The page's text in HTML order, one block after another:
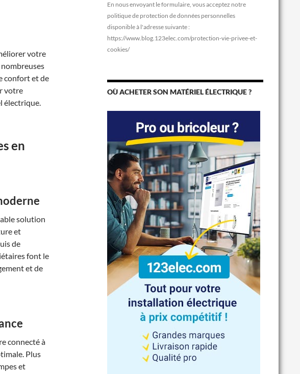
votre
confort et de
votre
électrique.
en
solution
et
de
font le
et de
connecté à
Plus
et
En nous envoyant le formulaire, vous acceptez notre
politique de protection de données personnelles
disponible à l'adresse suivante :
https://www.blog.123elec.com/protection-vie-privee-et-
cookies/
OÙ ACHETER SON MATÉRIEL ÉLECTRIQUE ?